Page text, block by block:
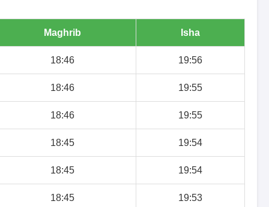
Maghrib Isha
18:46 19:56
18:46 19:55
18:46 19:55
18:45 19:54
18:45 19:54
18:45 19:53